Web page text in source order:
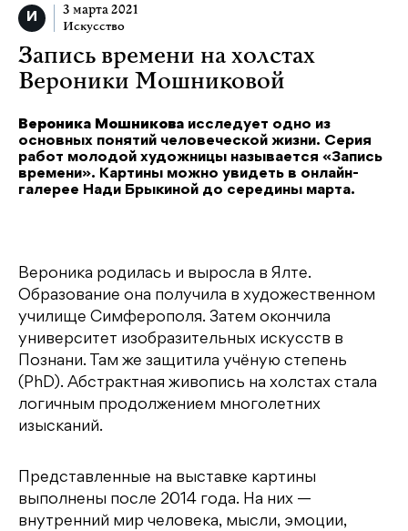
3 марта 2021
Искусство
Запись времени на холстах
Вероники Мошниковой
Вероника Мошникова исследует одно из
основных понятий человеческой жизни. Серия
работ молодой художницы называется «Запись
времени». Картины можно увидеть в онлайн-
галерее Нади Брыкиной до середины марта.
Вероника родилась и выросла в Ялте.
Образование она получила в художественном
училище Симферополя. Затем окончила
университет изобразительных искусств в
Познани. Там же защитила учёную степень
(PhD). Абстрактная живопись на холстах стала
логичным продолжением многолетних
изысканий.
Представленные на выставке картины
выполнены после 2014 года. На них —
внутренний мир человека, мысли, эмоции,